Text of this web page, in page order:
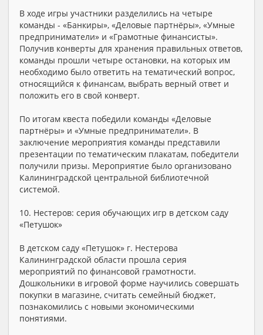
В ходе игры участники разделились на четыре
команды - «Банкиры», «Деловые партнёры», «Умные
предприниматели» и «Грамотные финансисты».
Получив конверты для хранения правильных ответов,
команды прошли четыре остановки, на которых им
необходимо было ответить на тематический вопрос,
относящийся к финансам, выбрать верный ответ и
положить его в свой конверт.
По итогам квеста победили команды «Деловые
партнёры» и «Умные предприниматели». В
заключение мероприятия команды представили
презентации по тематическим плакатам, победители
получили призы. Мероприятие было организовано
Калининградской центральной библиотечной
системой.
10. Нестеров: серия обучающих игр в детском саду
«Петушок»
В детском саду «Петушок» г. Нестерова
Калининградской области прошла серия
мероприятий по финансовой грамотности.
Дошкольники в игровой форме научились совершать
покупки в магазине, считать семейный бюджет,
познакомились с новыми экономическими
понятиями.